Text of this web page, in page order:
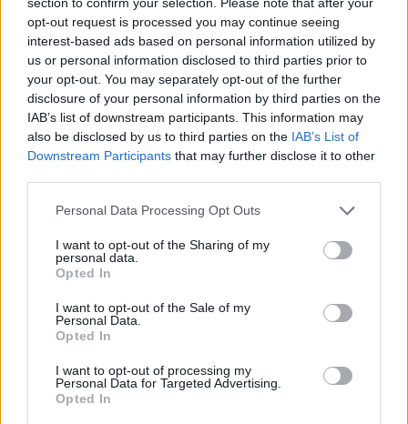
opt-out request is processed you may continue seeing
interest-based ads based on personal information utilized by
us or personal information disclosed to third parties prior to
your opt-out. You may separately opt-out of the further
disclosure of your personal information by third parties on the
IAB’s list of downstream participants. This information may
also be disclosed by us to third parties on the IAB’s List of
Downstream Participants that may further disclose it to other
Personal Data Processing Opt Outs
I want to opt-out of the Sharing of my
personal data.
Opted In
I want to opt-out of the Sale of my
Personal Data.
Opted In
I want to opt-out of processing my
Personal Data for Targeted Advertising.
Opted In
Хакери удариха бизнес-база данни в
Лихтенщайн
03.08.2026 / 14:30